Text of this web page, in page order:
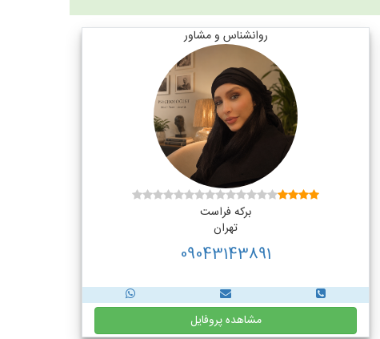
روانشناس و مشاور
برکه فراست
تهران
09043143891
مشاهده پروفایل